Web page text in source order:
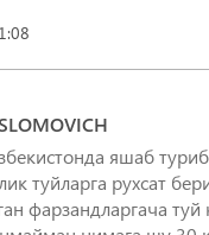
яшаб
туйларга рухсат
фарзандларгача